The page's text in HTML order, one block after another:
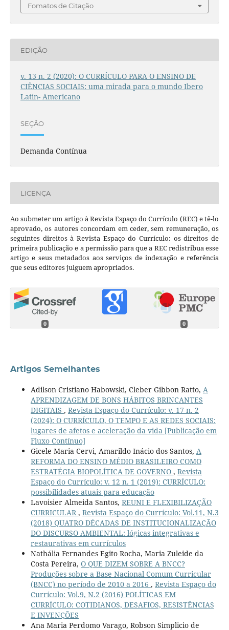
Fomatos de Citação
EDIÇÃO
v. 13 n. 2 (2020): O CURRÍCULO PARA O ENSINO DE
CIÊNCIAS SOCIAIS: uma mirada para o mundo Ibero
Latin- Americano
SEÇÃO
Demanda Contínua
LICENÇA
Ao submeter um artigo à Revista Espaço do Currículo (REC) e tê-lo
aprovado, os autores concordam em ceder, sem remuneração, os
seguintes direitos à Revista Espaço do Currículo: os direitos de
primeira publicação e a permissão para que a REC redistribua esse
artigo e seus metadados aos serviços de indexação e referência
que seus editores julguem apropriados.
0 0
Artigos Semelhantes
Adilson Cristiano Habowski, Cleber Gibbon Ratto, A
APRENDIZAGEM DE BONS HÁBITOS BRINCANTES
DIGITAIS , Revista Espaço do Currículo: v. 17 n. 2
(2024): O CURRÍCULO, O TEMPO E AS REDES SOCIAIS:
lugares de afetos e aceleração da vida [Publicação em
Fluxo Contínuo]
Gicele Maria Cervi, Amarildo Inácio dos Santos, A
REFORMA DO ENSINO MÉDIO BRASILEIRO COMO
ESTRATÉGIA BIOPOLÍTICA DE GOVERNO , Revista
Espaço do Currículo: v. 12 n. 1 (2019): CURRÍCULO:
possibilidades atuais para educação
Lavoisier Almeida Santos, REUNI E FLEXIBILIZAÇÃO
CURRICULAR, Revista Espaço do Currículo: Vol.11, N.3
(2018) QUATRO DÉCADAS DE INSTITUCIONALIZAÇÃO
DO DISCURSO AMBIENTAL: lógicas integrativas e
restaurativas em currículos
Nathália Fernandes Egito Rocha, Maria Zuleide da
Costa Pereira, O QUE DIZEM SOBRE A BNCC?
Produções sobre a Base Nacional Comum Curricular
(BNCC) no período de 2010 a 2016 , Revista Espaço do
Currículo: Vol.9, N.2 (2016) POLÍTICAS EM
CURRÍCULO: COTIDIANOS, DESAFIOS, RESISTÊNCIAS
E INVENÇÕES
Ana Maria Perdomo Varago, Robson Simplicio de